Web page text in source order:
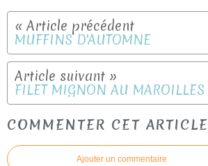
MUFFINS D'AUTOMNE
COMMENTER CET ARTICLE
Ajouter un commentaire